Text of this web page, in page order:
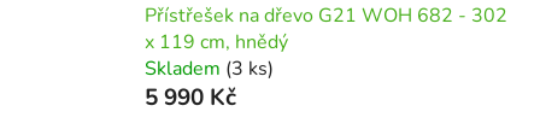
Přístřešek na dřevo G21 WOH 682 - 302
x 119 cm, hnědý
Skladem (3 ks)
5 990 Kč